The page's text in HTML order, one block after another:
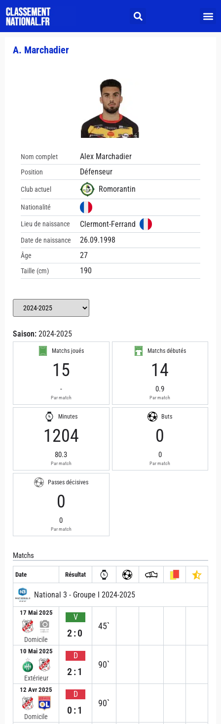
A. Marchadier
Nom complet Alex Marchadier
Position Défenseur
Club actuel Romorantin
Nationalité
Lieu de naissance Clermont-Ferrand
Date de naissance 26.09.1998
Âge 27
Taille (cm) 190
Saison: 2024-2025
Matchs joués
15
-
Par match
Matchs débutés
14
0.9
Par match
Minutes
1204
80.3
Par match
Buts
0
0
Par match
Passes décisives
0
0
Par match
Matchs
Date Résultat
National 3 - Groupe I 2024-2025
17 Mai 2025
Domicile
V
2:0
45`
10 Mai 2025
Extérieur
D
2:1
90`
12 Avr 2025
Domicile
D
0:1
90`